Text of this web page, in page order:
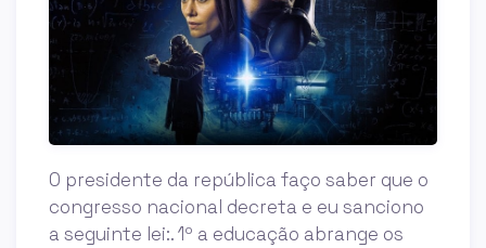
O presidente da república faço saber que o
congresso nacional decreta e eu sanciono
a seguinte lei:. 1º a educação abrange os